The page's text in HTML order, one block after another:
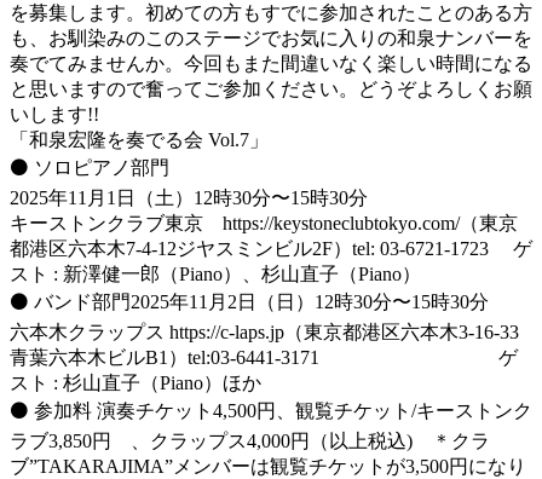
を募集します。初めての方もすでに参加されたことのある方
も、お馴染みのこのステージでお気に入りの和泉ナンバーを
奏でてみませんか。今回もまた間違いなく楽しい時間になる
と思いますので奮ってご参加ください。どうぞよろしくお願
いします!!
「和泉宏隆を奏でる会 Vol.7」
⚫️ ソロピアノ部門
2025年11月1日（土）12時30分〜15時30分
キーストンクラブ東京 https://keystoneclubtokyo.com/（東京
都港区六本木7-4-12ジヤスミンビル2F）tel: 03-6721-1723 ゲ
スト : 新澤健一郎（Piano）、杉山直子（Piano）
⚫️ バンド部門2025年11月2日（日）12時30分〜15時30分
六本木クラップス https://c-laps.jp（東京都港区六本木3-16-33
青葉六本木ビルB1）tel:03-6441-3171 ゲ
スト : 杉山直子（Piano）ほか
⚫️ 参加料 演奏チケット4,500円、観覧チケット/キーストンク
ラブ3,850円 、クラップス4,000円（以上税込) ＊クラ
ブ”TAKARAJIMA”メンバーは観覧チケットが3,500円になり